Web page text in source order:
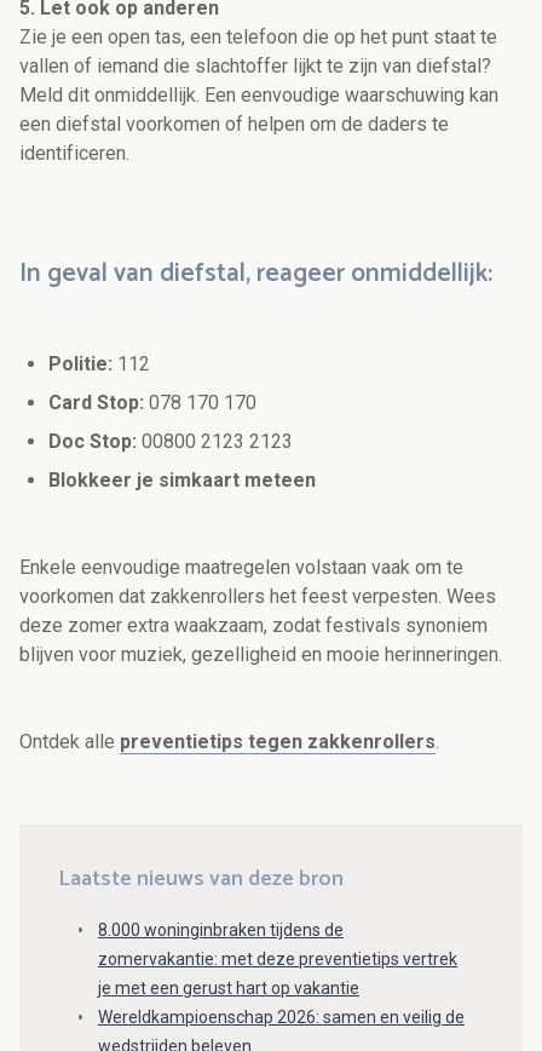
5. Let ook op anderen
Zie je een open tas, een telefoon die op het punt staat te
vallen of iemand die slachtoffer lijkt te zijn van diefstal?
Meld dit onmiddellijk. Een eenvoudige waarschuwing kan
een diefstal voorkomen of helpen om de daders te
identificeren.
In geval van diefstal, reageer onmiddellijk:
Politie: 112
Card Stop: 078 170 170
Doc Stop: 00800 2123 2123
Blokkeer je simkaart meteen
Enkele eenvoudige maatregelen volstaan vaak om te
voorkomen dat zakkenrollers het feest verpesten. Wees
deze zomer extra waakzaam, zodat festivals synoniem
blijven voor muziek, gezelligheid en mooie herinneringen.
Ontdek alle preventietips tegen zakkenrollers.
Laatste nieuws van deze bron
8.000 woninginbraken tijdens de
zomervakantie: met deze preventietips vertrek
je met een gerust hart op vakantie
Wereldkampioenschap 2026: samen en veilig de
wedstrijden beleven